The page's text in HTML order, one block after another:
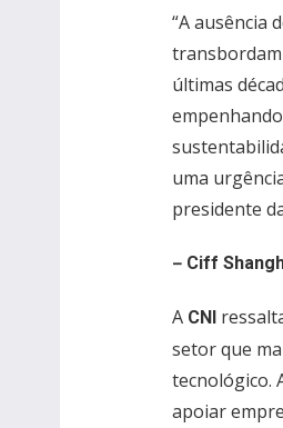
“A ausência
últimas
uma
presidente
– Ciff
A CNI
setor que
tecnológico.
apoiar